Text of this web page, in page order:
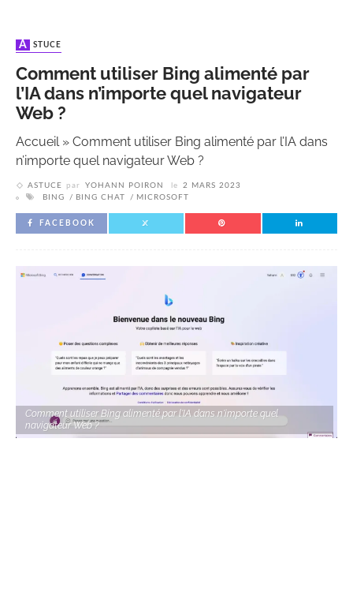
ASTUCE
Comment utiliser Bing alimenté par
l’IA dans n’importe quel navigateur
Web ?
Accueil» Comment utiliser Bing alimenté par l’IA dans
n’importe quel navigateur Web ?
ASTUCE par YOHANN POIRON le
2 MARS 2023
BING
BING CHAT MICROSOFT
FACEBOOK
Comment utiliser Bing alimenté par l'IA dans n'importe quel
navigateur Web ?